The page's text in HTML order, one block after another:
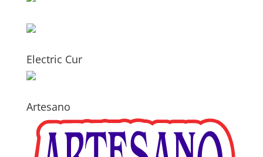
Electric Cur
Artesano